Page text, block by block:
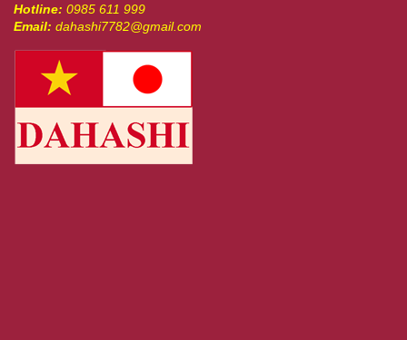
Hotline: 0985 611 999
Email: dahashi7782@gmail.com